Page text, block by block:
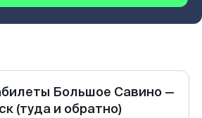
Большое Савино —
(туда и обратно)